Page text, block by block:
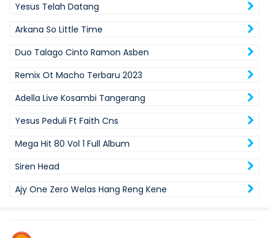
Yesus Telah Datang
Arkana So Little Time
Duo Talago Cinto Ramon Asben
Remix Ot Macho Terbaru 2023
Adella Live Kosambi Tangerang
Yesus Peduli Ft Faith Cns
Mega Hit 80 Vol 1 Full Album
Siren Head
Ajy One Zero Welas Hang Reng Kene